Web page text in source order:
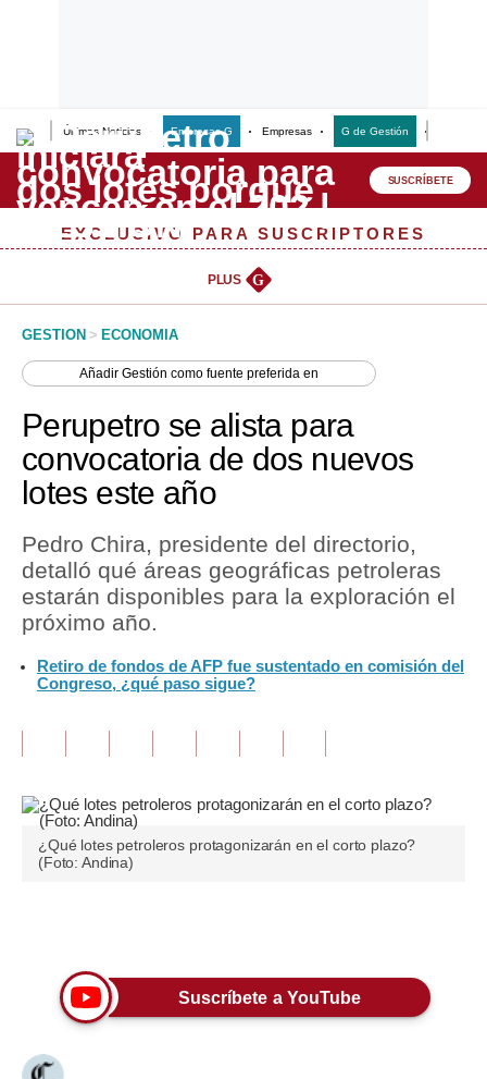
Últimas Noticias Empresas G Empresas G de Gestión
Lo último
Peru Quiosco
Management & Empleo
Perú
Política
Finanzas Personales
Inmobiliarias
Plus G
Blogs
Tendencias
Moda
SUSCRÍBETE
EXCLUSIVO PARA SUSCRIPTORES
PLUS G
GESTION > ECONOMIA
AñadirGestión como fuente preferida en
Perupetro se alista para
convocatoria de dos nuevos
lotes este año
Pedro Chira, presidente del directorio,
detalló qué áreas geográficas petroleras
estarán disponibles para la exploración el
próximo año.
Retiro de fondos de AFP fue sustentado en comisión del
Congreso, ¿qué paso sigue?
¿Qué lotes petroleros protagonizarán en el corto plazo?
(Foto: Andina)
Suscríbete a YouTube